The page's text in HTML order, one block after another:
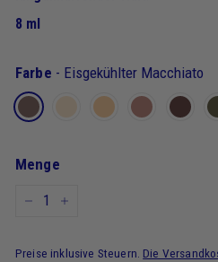
8 ml
Farbe - Eisgekühlter Macchiato
Menge
Preise inklusive Steuern. Die